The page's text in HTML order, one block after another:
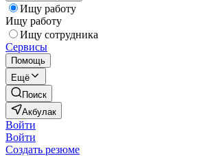
Ищу работу
Ищу работу
Ищу сотрудника
Сервисы
Помощь
Ещё
Поиск
Акбулак
Войти
Войти
Создать резюме